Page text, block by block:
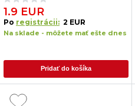
1.9 EUR
Po registrácii: 2 EUR
Na sklade - môžete mať ešte dnes
Pridať do košíka